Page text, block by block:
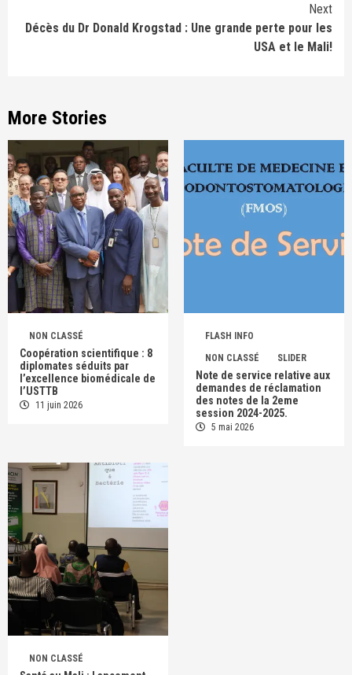
Next
Décès du Dr Donald Krogstad : Une grande perte pour les
USA et le Mali!
More Stories
NON CLASSÉ
Coopération scientifique : 8
diplomates séduits par
l’excellence biomédicale de
l’USTTB
11 juin 2026
FLASH INFO
NON CLASSÉ
SLIDER
Note de service relative aux
demandes de réclamation
des notes de la 2eme
session 2024-2025.
5 mai 2026
NON CLASSÉ